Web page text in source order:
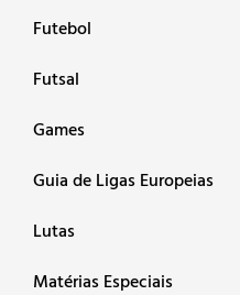
Futebol
Futsal
Games
Guia de Ligas Europeias
Lutas
Matérias Especiais